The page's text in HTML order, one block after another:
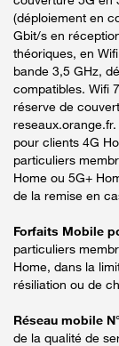
(déploiement en
Gbit/s en
théoriques, en
bande 3,5 GHz,
compatibles. Wifi
réserve de
pour clients 4G
particuliers
Home ou 5G+
de la remise en
Forfaits Mobile
particuliers
Home, dans la
résiliation ou de
Réseau mobile
de la qualité de